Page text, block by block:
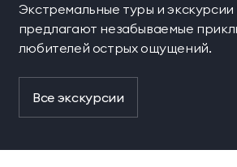
Экстремальные туры и
предлагают незабываемые
любителей острых ощущений.
Все экскурсии